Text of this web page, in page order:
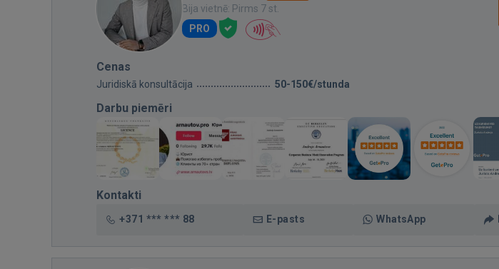
Bija vietnē: Pirms 7 st.
PRO
Cenas
Juridiskā konsultācija 50-150€/stunda
Darbu piemēri
Kontakti
+371 *** *** 88 E-pasts WhatsApp